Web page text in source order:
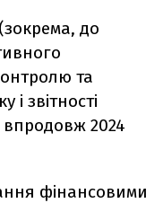
до
та
звітності
2024
фінансовими